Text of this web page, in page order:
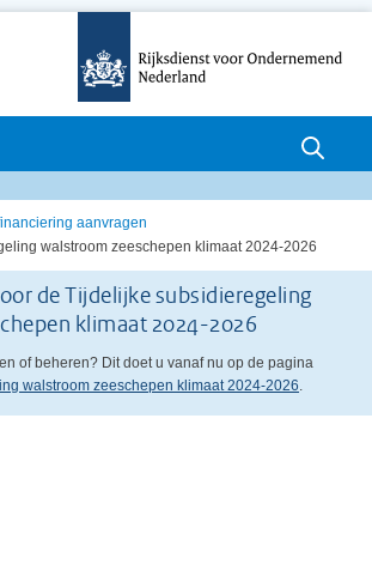
aanvragen
walstroom zeeschepen klimaat 2024-2026
de Tijdelijke subsidieregeling
klimaat 2024-2026
of beheren? Dit doet u vanaf nu op de pagina
walstroom zeeschepen klimaat 2024-2026